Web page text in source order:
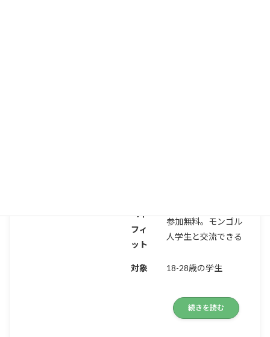
続きを読む
ベネ
フィ
ット
参加無料。モンゴル
人学生と交流できる
対象 18-28歳の学生